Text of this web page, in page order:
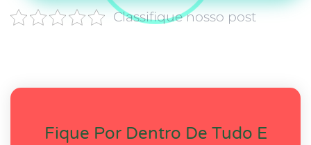
Classifique nosso post
Fique Por Dentro De Tudo E